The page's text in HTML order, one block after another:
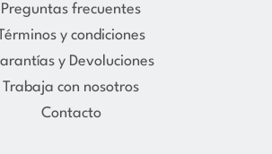
r
a
m
o
k
Preguntas frecuentes
y condiciones
y Devoluciones
Trabaja con nosotros
Contacto